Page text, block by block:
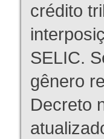
crédito
SELIC.
gênero
Decreto